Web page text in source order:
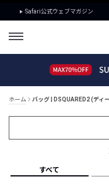
Safari公式ウェブマガジン
ホーム バッグ | DSQUARED2 (ディ
すべて